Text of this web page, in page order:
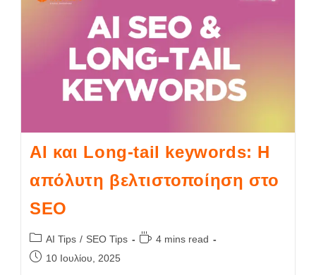
AI και Long-tail keywords: Η
απόλυτη βελτιστοποίηση στο
SEO
AI Tips / SEO Tips
4 mins read
10 Ιουλίου, 2025